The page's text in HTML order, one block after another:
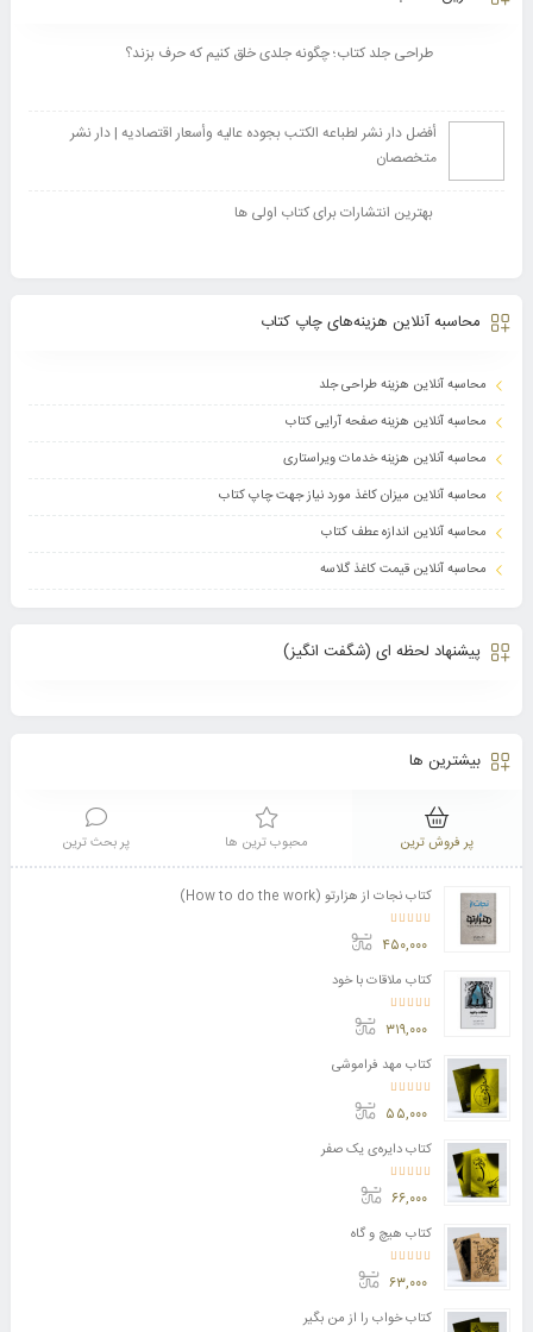
طراحی جلد کتاب؛ چگونه جلدی خلق کنیم که حرف بزند؟
أفضل دار نشر لطباعه الکتب بجوده عالیه وأسعار اقتصادیه | دار نشر
متخصصان
بهترین انتشارات برای کتاب اولی ها
محاسبه آنلاین هزینه‌های چاپ کتاب
محاسبه آنلاین هزینه طراحی جلد
محاسبه آنلاین هزینه صفحه آرایی کتاب
محاسبه آنلاین هزینه خدمات ویراستاری
محاسبه آنلاین میزان کاغذ مورد نیاز جهت چاپ کتاب
محاسبه آنلاین اندازه عطف کتاب
محاسبه آنلاین قیمت کاغذ گلاسه
پیشنهاد لحظه ای (شگفت انگیز)
بیشترین ها
پر فروش ترین محبوب ترین ها پر بحث ترین
کتاب نجات از هزارتو (How to do the work)
4.11 از 5 ۴۵۰,۰۰۰
کتاب ملاقات با خود
امتیاز3.50 از 5 ۳۱۹,۰۰۰
کتاب مهد فراموشی
5.00 از 5 ۵۵,۰۰۰
کتاب دایره‌ی یک صفر
امتیاز5.00از 5 ۶۶,۰۰۰
کتاب هیچ و گاه
امتیاز5.00 از 5 ۶۳,۰۰۰
کتاب خواب را از من بگیر